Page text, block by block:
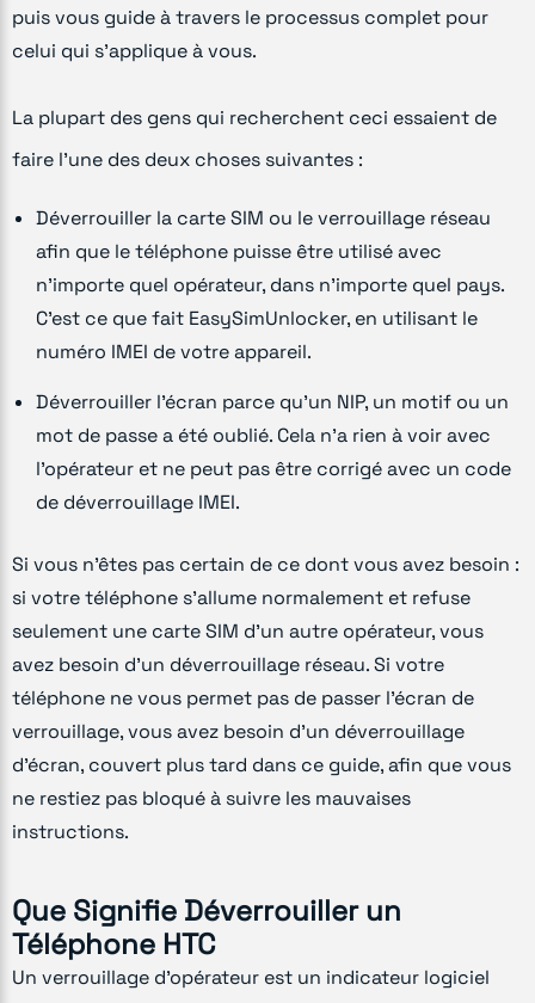
puis vous guide à travers le processus complet pour
celui qui s'applique à vous.
La plupart des gens qui recherchent ceci essaient de
faire l'une des deux choses suivantes :
Déverrouiller la carte SIM ou le verrouillage réseau
afin que le téléphone puisse être utilisé avec
n'importe quel opérateur, dans n'importe quel pays.
C'est ce que fait EasySimUnlocker, en utilisant le
numéro IMEI de votre appareil.
Déverrouiller l'écran parce qu'un NIP, un motif ou un
mot de passe a été oublié. Cela n'a rien à voir avec
l'opérateur et ne peut pas être corrigé avec un code
de déverrouillage IMEI.
Si vous n'êtes pas certain de ce dont vous avez besoin :
si votre téléphone s'allume normalement et refuse
seulement une carte SIM d'un autre opérateur, vous
avez besoin d'un déverrouillage réseau. Si votre
téléphone ne vous permet pas de passer l'écran de
verrouillage, vous avez besoin d'un déverrouillage
d'écran, couvert plus tard dans ce guide, afin que vous
ne restiez pas bloqué à suivre les mauvaises
instructions.
Que Signifie Déverrouiller un
Téléphone HTC
Un verrouillage d'opérateur est un indicateur logiciel